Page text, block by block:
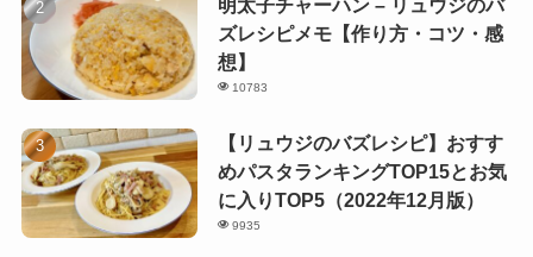
明太子チャーハン – リュウジのバ
ズレシピメモ【作り方・コツ・感
想】
10783
【リュウジのバズレシピ】おすす
めパスタランキングTOP15とお気
に入りTOP5（2022年12月版）
9935